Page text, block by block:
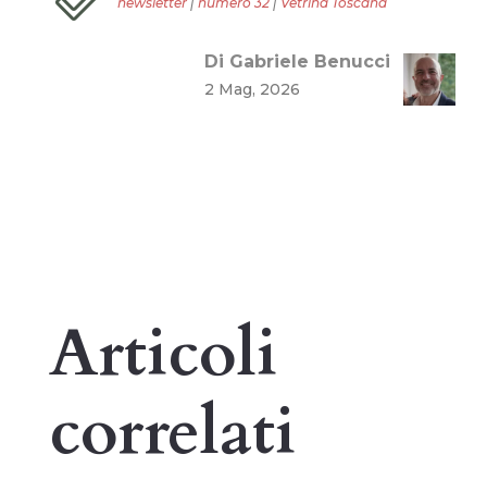
Di Gabriele Benucci
2 Mag, 2026
Articoli
correlati